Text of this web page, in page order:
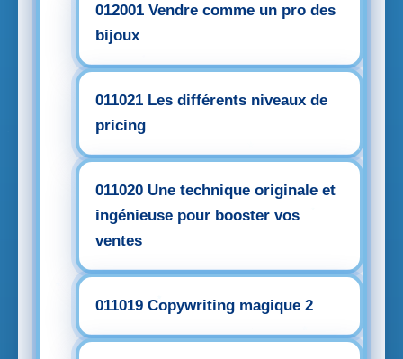
012001 Vendre comme un pro des
bijoux
011021 Les différents niveaux de
pricing
011020 Une technique originale et
ingénieuse pour booster vos
ventes
011019 Copywriting magique 2